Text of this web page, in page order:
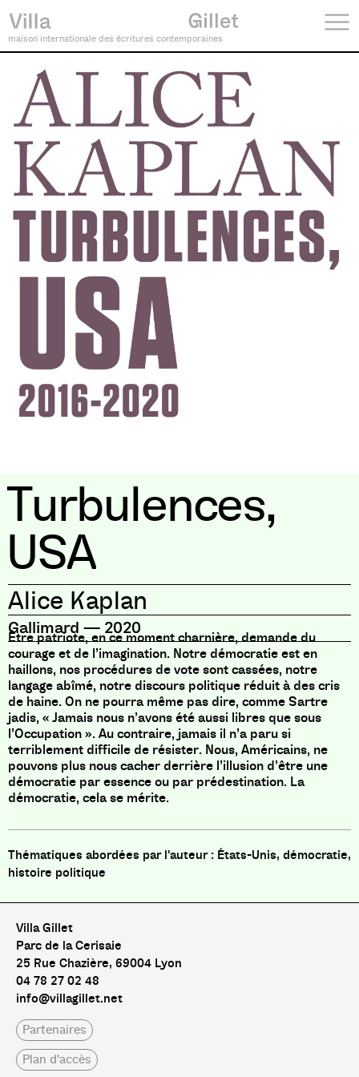
maison internationale des écritures contemporaines
Turbulences,
USA
Alice Kaplan
Gallimard — 2020
Être patriote, en ce moment charnière, demande du
courage et de l’imagination. Notre démocratie est en
haillons, nos procédures de vote sont cassées, notre
langage abîmé, notre discours politique réduit à des cris
de haine. On ne pourra même pas dire, comme Sartre
jadis, « Jamais nous n’avons été aussi libres que sous
l’Occupation ». Au contraire, jamais il n’a paru si
terriblement difficile de résister. Nous, Américains, ne
pouvons plus nous cacher derrière l’illusion d’être une
démocratie par essence ou par prédestination. La
démocratie, cela se mérite.
États-Unis, démocratie,
histoire politique
Villa Gillet
Parc de la Cerisaie
25 Rue Chazière, 69004 Lyon
04 78 27 02 48
info@villagillet.net
Partenaires
Plan d'accès